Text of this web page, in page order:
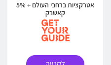
אטרקציות ברחבי העולם + 5%
קאשבק